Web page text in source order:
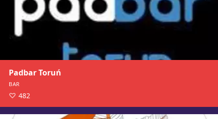
Padbar Toruń
BAR
482